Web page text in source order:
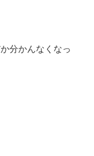
分かんなくなっ